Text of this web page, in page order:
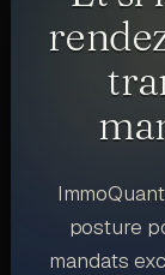
posture
mandats